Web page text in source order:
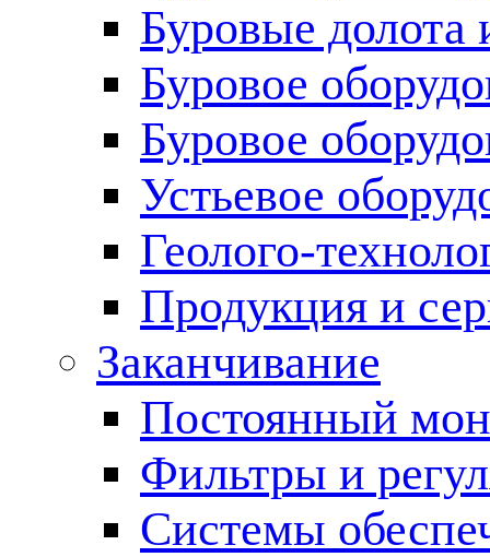
Буровые долота
Буровое
Буровое
Устьевое
Геолого-
Продукция и
Заканчивание
Постоянный
Фильтры и
Cистемы